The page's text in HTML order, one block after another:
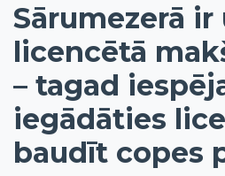
Sārumezerā ir
licencētā
– tagad
iegādāties
baudīt copes